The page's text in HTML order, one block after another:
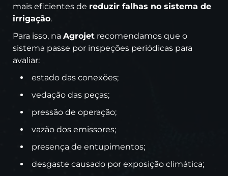
mais eficientes de reduzir falhas no sistema de
irrigação.
Para isso, na Agrojet recomendamos que o
sistema passe por inspeções periódicas para
avaliar:
estado das conexões;
vedação das peças;
pressão de operação;
vazão dos emissores;
presença de entupimentos;
desgaste causado por exposição climática;